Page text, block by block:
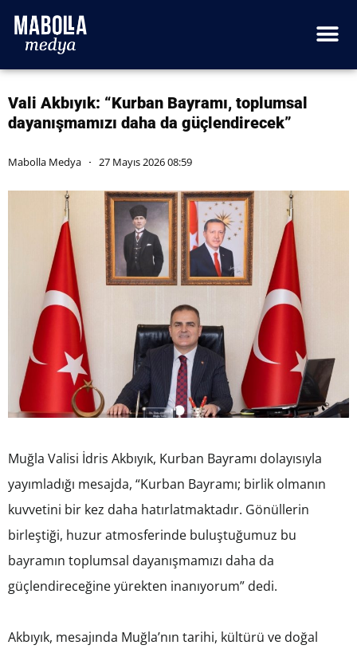
Vali Akbıyık: “Kurban Bayramı, toplumsal
dayanışmamızı daha da güçlendirecek”
Mabolla Medya 27 Mayıs 2026 08:59
Muğla Valisi İdris Akbıyık, Kurban Bayramı dolayısıyla
yayımladığı mesajda, “Kurban Bayramı; birlik olmanın
kuvvetini bir kez daha hatırlatmaktadır. Gönüllerin
birleştiği, huzur atmosferinde buluştuğumuz bu
bayramın toplumsal dayanışmamızı daha da
güçlendireceğine yürekten inanıyorum” dedi.
Akbıyık, mesajında Muğla’nın tarihi, kültürü ve doğal